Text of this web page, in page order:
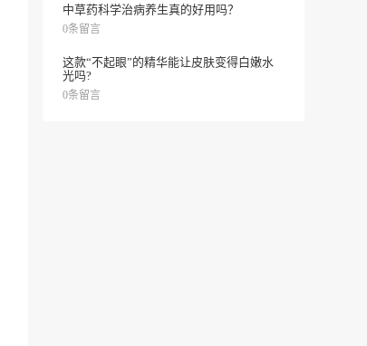
中草药科学治病养生真的好用吗？
0条留言
这款“不起眼”的精华能让皮肤变得白嫩水
光吗?
0条留言